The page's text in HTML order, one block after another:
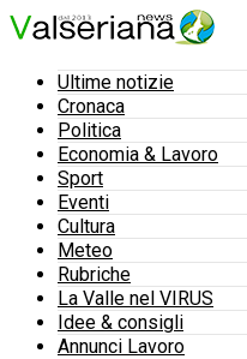
Ultime notizie
Cronaca
Politica
Economia & Lavoro
Sport
Eventi
Cultura
Meteo
Rubriche
La Valle nel VIRUS
Idee & consigli
Annunci Lavoro